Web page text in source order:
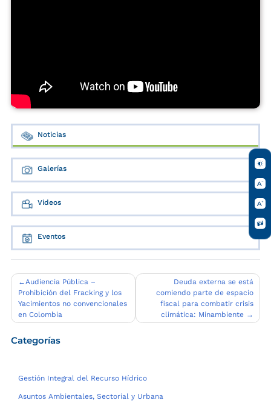
Noticias
Galerías
Videos
Eventos
Navegación
de
entradas
Audiencia Pública –
Prohibición del Fracking y los
Yacimientos no convencionales
en Colombia
Deuda externa se está
comiendo parte de espacio
fiscal para combatir crisis
climática: Minambiente
Categorías
Gestión Integral del Recurso Hídrico
Asuntos Ambientales, Sectorial y Urbana